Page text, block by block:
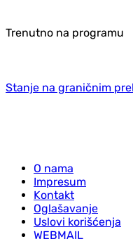
Trenutno na programu
Stanje na graničnim
O nama
Impresum
Kontakt
Oglašavanje
Uslovi korišćenja
WEBMAIL